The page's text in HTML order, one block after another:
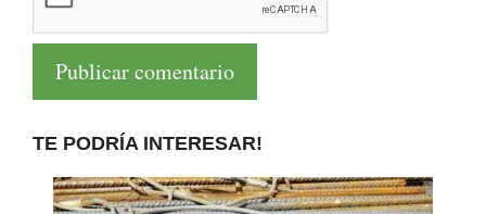
TE PODRÍA INTERESAR!